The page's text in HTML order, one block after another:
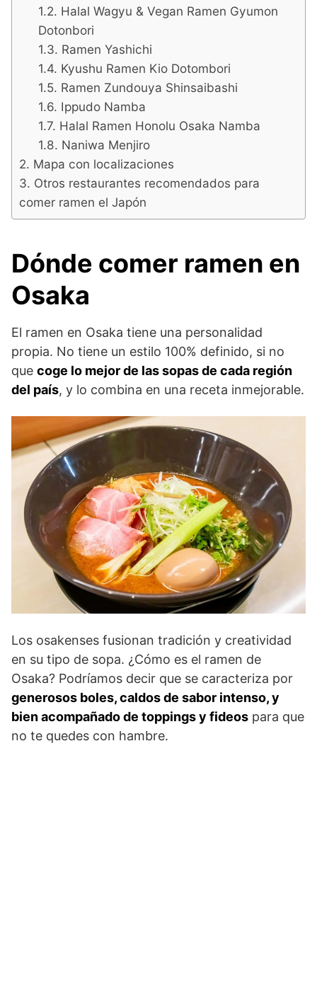
Halal Wagyu & Vegan Ramen Gyumon
Dotonbori
Ramen Yashichi
Kyushu Ramen Kio Dotombori
Ramen Zundouya Shinsaibashi
Ippudo Namba
Halal Ramen Honolu Osaka Namba
Naniwa Menjiro
Mapa con localizaciones
Otros restaurantes recomendados para
comer ramen el Japón
Dónde comer ramen en
Osaka
El ramen en Osaka tiene una personalidad
propia. No tiene un estilo 100% definido, si no
que coge lo mejor de las sopas de cada región
del país, y lo combina en una receta inmejorable.
Los osakenses fusionan tradición y creatividad
en su tipo de sopa. ¿Cómo es el ramen de
Osaka? Podríamos decir que se caracteriza por
generosos boles, caldos de sabor intenso, y
bien acompañado de toppings y fideos para que
no te quedes con hambre.